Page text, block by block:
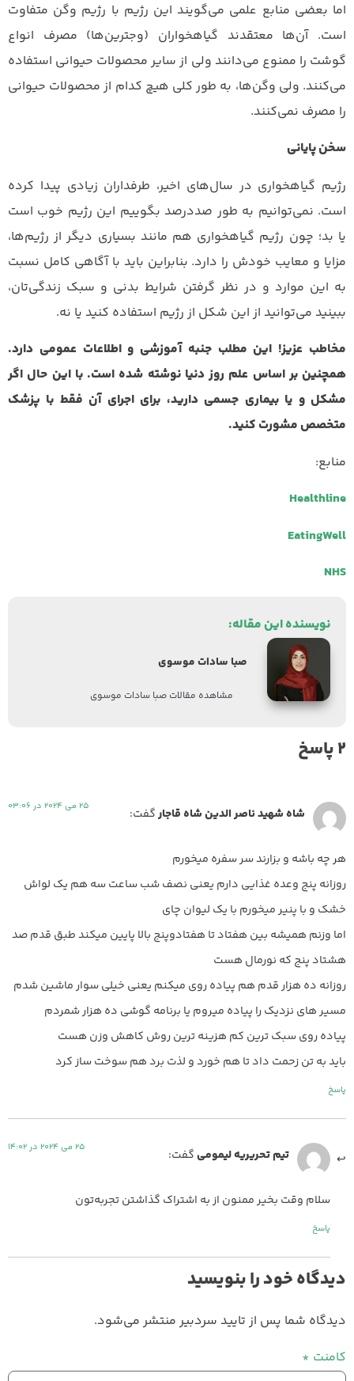
اما بعضی منابع علمی می‌گویند این رژیم با رژیم وگن متفاوت
است. آن‌ها معتقدند گیاهخواران (وجترین‌ها) مصرف انواع
گوشت را ممنوع می‌دانند ولی از سایر محصولات حیوانی استفاده
می‌کنند. ولی وگن‌ها، به طور کلی هیچ کدام از محصولات حیوانی
را مصرف نمی‌کنند.
سخن پایانی
رژیم گیاهخواری در سال‌های اخیر، طرفداران زیادی پیدا کرده
است. نمی‌توانیم به طور صددرصد بگوییم این رژیم خوب است
یا بد؛ چون رژیم گیاهخواری هم مانند بسیاری دیگر از رژیم‌ها،
مزایا و معایب خودش را دارد. بنابراین باید با آگاهی کامل نسبت
به این موارد و در نظر گرفتن شرایط بدنی و سبک زندگی‌تان،
ببینید می‌توانید از این شکل از رژیم استفاده کنید یا نه.
مخاطب عزیز! این مطلب جنبه آموزشی و اطلاعات عمومی دارد.
همچنین بر اساس علم روز دنیا نوشته شده است. با این حال اگر
مشکل و یا بیماری جسمی دارید، برای اجرای آن فقط با پزشک
متخصص مشورت کنید.
منابع:
Healthline
EatingWell
NHS
نویسنده این مقاله:
صبا سادات موسوی
مشاهده مقالات صبا سادات موسوی
2 پاسخ
شاه شهید ناصر الدین شاه قاجارگفت: 25 می 2024 در 03:06
هر چه باشه و بزارند سر سفره میخورم
روزانه پنج وعده غذایی دارم یعنی نصف شب ساعت سه هم یک لواش
خشک و با پنیر میخورم با یک لیوان چای
اما وزنم همیشه بین هفتاد تا هفتادوپنج بالا پایین میکند طبق قدم صد
هشتاد پنج که نورمال هست
روزانه ده هزار قدم هم پیاده روی میکنم یعنی خیلی سوار ماشین شدم
مسیر های نزدیک را پیاده میروم یا برنامه گوشی ده هزار شمردم
پیاده روی سبک ترین کم هزینه ترین روش کاهش وزن هست
باید به تن زحمت داد تا هم خورد و لذت برد هم سوخت ساز کرد
پاسخ
تیم تحریریه لیمومیگفت: 25 می 2024 در 14:02
سلام وقت بخیر ممنون از به اشتراک گذاشتن تجربه‌تون
پاسخ
دیدگاه خود را بنویسید
دیدگاه شما پس از تایید سردبیر منتشر می‌شود.
کامنت *